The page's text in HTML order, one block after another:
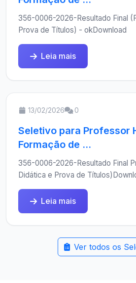
356-0006-2026-Resultado Final
Prova de Títulos) - okDownload
Leia mais
13/02/2026 0
Seletivo para Professor
Formação de ...
356-0006-2026-Resultado Final
Didática e Prova de
Leia mais
Ver todos os